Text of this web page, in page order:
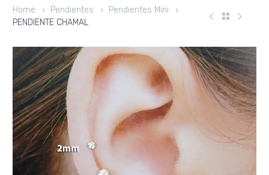
Home Pendientes
Pendientes Mini
PENDIENTE CHAMAL